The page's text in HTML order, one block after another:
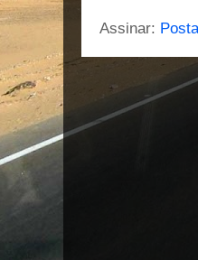
Assinar: